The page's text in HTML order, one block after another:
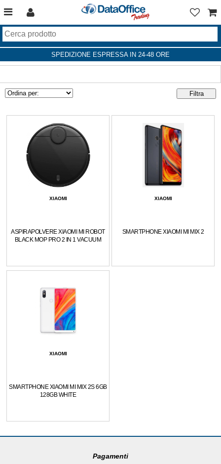
SPEDIZIONE ESPRESSA IN 24-48 ORE
XIAOMI
ASPIRAPOLVERE XIAOMI MI ROBOT
BLACK MOP PRO 2 IN 1 VACUUM
XIAOMI
SMARTPHONE XIAOMI MI MIX 2
XIAOMI
SMARTPHONE XIAOMI MI MIX 2S 6GB
128GB WHITE
Pagamenti